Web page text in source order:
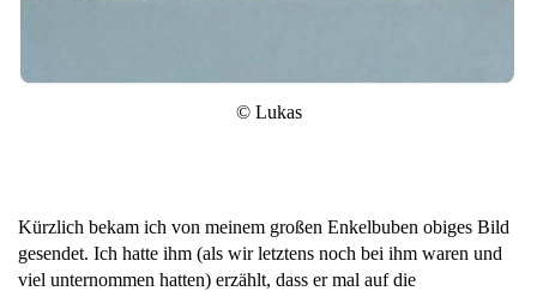
© Lukas
Kürzlich bekam ich von meinem großen Enkelbuben obiges Bild
gesendet. Ich hatte ihm (als wir letztens noch bei ihm waren und
viel unternommen hatten) erzählt, dass er mal auf die